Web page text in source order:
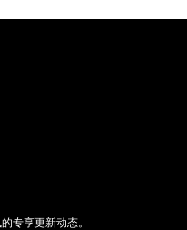
专享更新动态。